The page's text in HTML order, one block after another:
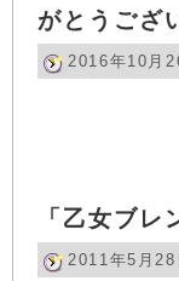
がとうござ
2016年10月
「乙女ブ
2011年5月28